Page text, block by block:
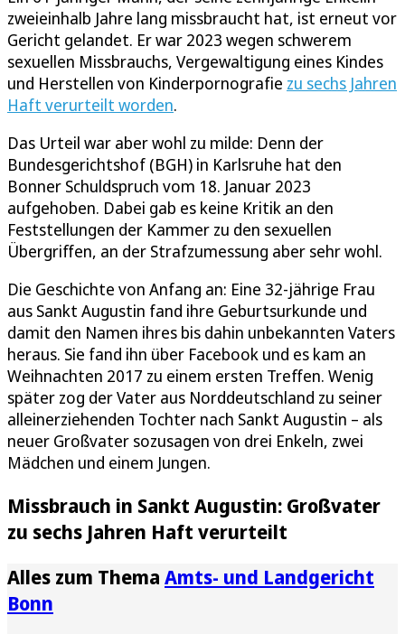
zweieinhalb Jahre lang missbraucht hat, ist erneut vor
Gericht gelandet. Er war 2023 wegen schwerem
sexuellen Missbrauchs, Vergewaltigung eines Kindes
und Herstellen von Kinderpornografie zu sechs Jahren
Haft verurteilt worden.
Das Urteil war aber wohl zu milde: Denn der
Bundesgerichtshof (BGH) in Karlsruhe hat den
Bonner Schuldspruch vom 18. Januar 2023
aufgehoben. Dabei gab es keine Kritik an den
Feststellungen der Kammer zu den sexuellen
Übergriffen, an der Strafzumessung aber sehr wohl.
Die Geschichte von Anfang an: Eine 32-jährige Frau
aus Sankt Augustin fand ihre Geburtsurkunde und
damit den Namen ihres bis dahin unbekannten Vaters
heraus. Sie fand ihn über Facebook und es kam an
Weihnachten 2017 zu einem ersten Treffen. Wenig
später zog der Vater aus Norddeutschland zu seiner
alleinerziehenden Tochter nach Sankt Augustin – als
neuer Großvater sozusagen von drei Enkeln, zwei
Mädchen und einem Jungen.
Missbrauch in Sankt Augustin: Großvater
zu sechs Jahren Haft verurteilt
Alles zum Thema Amts- und Landgericht
Bonn